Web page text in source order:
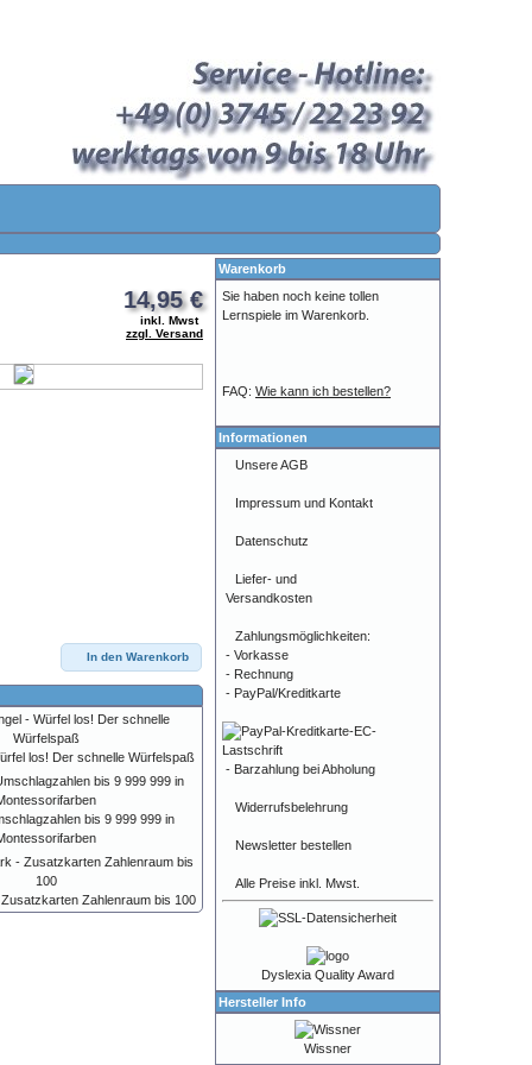
14,95 €
inkl. Mwst
zzgl. Versand
In den Warenkorb
los! Der schnelle Würfelspaß
bis 9 999 999 in
Zahlenraum bis 100
Warenkorb
Sie haben noch keine tollen
Lernspiele im Warenkorb.
FAQ: Wie kann ich bestellen?
Informationen
Unsere AGB
Impressum und Kontakt
Datenschutz
Liefer- und
Versandkosten
Zahlungsmöglichkeiten:
- Vorkasse
- Rechnung
- PayPal/Kreditkarte
- Barzahlung bei Abholung
Widerrufsbelehrung
Newsletter bestellen
Alle Preise inkl. Mwst.
Dyslexia Quality Award
Hersteller Info
Wissner